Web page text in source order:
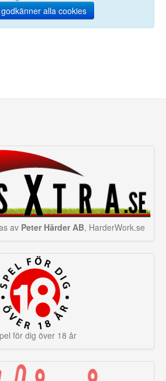
alla cookies
av Peter Härder AB, HarderWork.se
för dig över 18 år